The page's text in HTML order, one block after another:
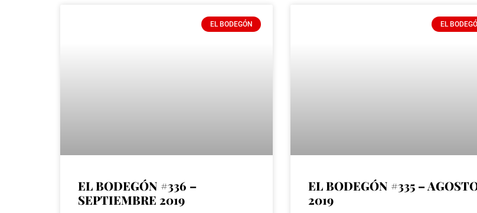
EL BODEGÓN
EL BODEGÓN #336 –
SEPTIEMBRE 2019
EL
EL BODEGÓN #335 –
2019